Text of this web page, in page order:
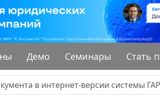
Демо Семинары Стать